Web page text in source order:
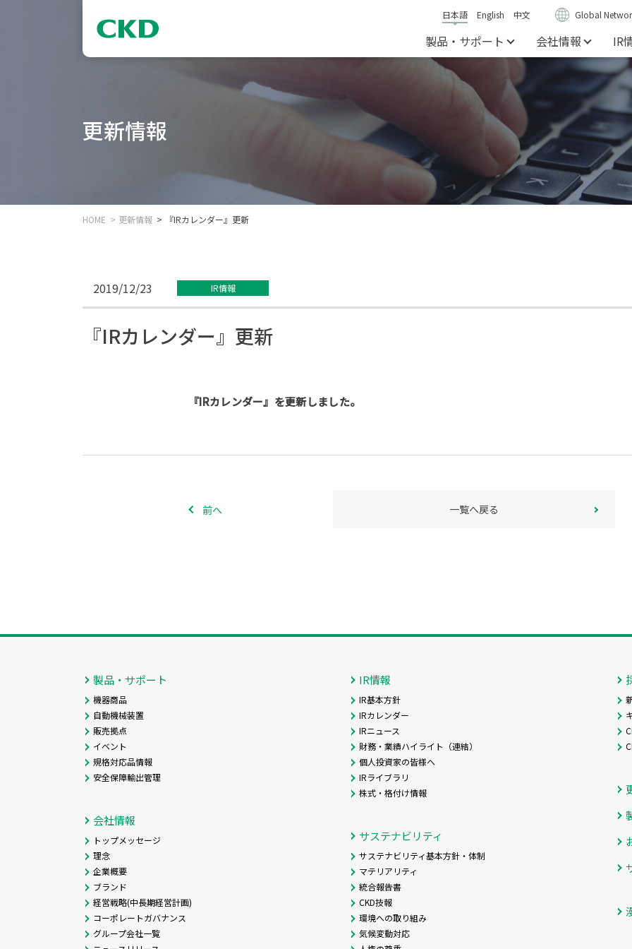
日本語 English 中文 Global
製品・サポート 会社情報 IR
更新情報
HOME 更新情報 『IRカレンダー』更新
2019/12/23 IR情報
『IRカレンダー』更新
『IRカレンダー』を更新しました。
前へ 一覧へ戻る
製品・サポート
機器商品
自動機械装置
販売拠点
イベント
規格対応品情報
安全保障輸出管理
会社情報
トップメッセージ
理念
企業概要
ブランド
経営戦略(中長期経営計画)
コーポレートガバナンス
グループ会社一覧
IR情報
IR基本方針
IRカレンダー
IRニュース
財務・業績ハイライト（連結）
個人投資家の皆様へ
IRライブラリ
株式・格付け情報
サステナビリティ
サステナビリティ基本方針・体制
マテリアリティ
統合報告書
CKD技報
環境への取り組み
気候変動対応